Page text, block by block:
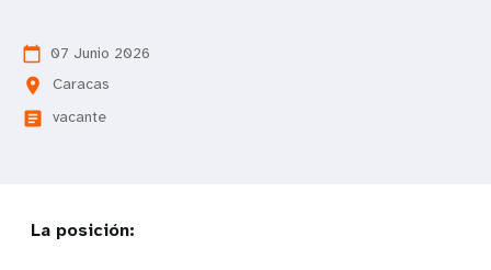
calendar_today 07 Junio 2026
location_on Caracas
article vacante
La posición: